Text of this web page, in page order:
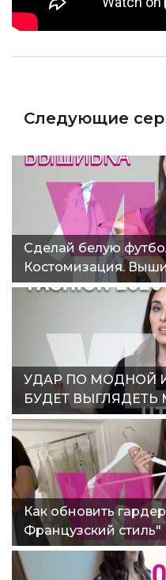
Следующие
Сделай белую
Костомизация.
World fashion vlog 4"
УДАР ПО МОДНОЙ
БУДЕТ
ЛОКДАУНА?"
Как обновить
Французский стиль"